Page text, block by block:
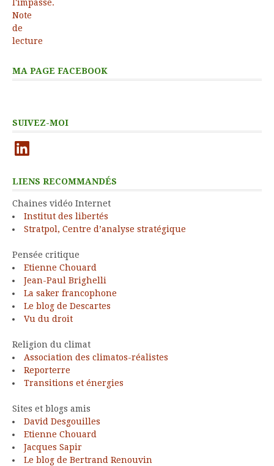
MA PAGE FACEBOOK
SUIVEZ-MOI
LinkedIn
LIENS RECOMMANDÉS
Chaines vidéo Internet
Institut des libertés
Stratpol, Centre d’analyse stratégique
Pensée critique
Etienne Chouard
Jean-Paul Brighelli
La saker francophone
Le blog de Descartes
Vu du droit
Religion du climat
Association des climatos-réalistes
Reporterre
Transitions et énergies
Sites et blogs amis
David Desgouilles
Etienne Chouard
Jacques Sapir
Le blog de Bertrand Renouvin